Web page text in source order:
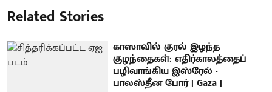
Related Stories
காஸாவில் குரல் இழந்த
குழந்தைகள்: எதிர்காலத்தைப்
பழிவாங்கிய இஸ்ரேல் -
பாலஸ்தீன போர் | Gaza |